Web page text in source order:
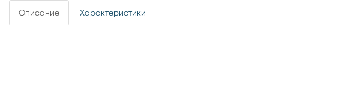
Описание Характеристики